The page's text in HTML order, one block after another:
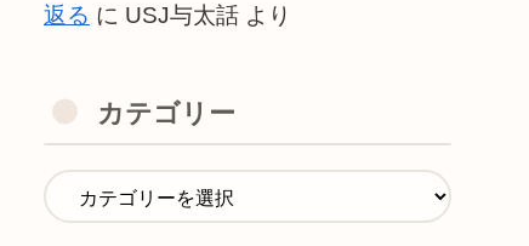
返る に USJ与太話 より
カテゴリー